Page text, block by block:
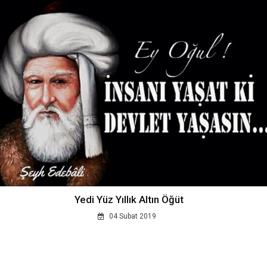
Yedi Yüz Yıllık Altın Öğüt
04 Subat 2019